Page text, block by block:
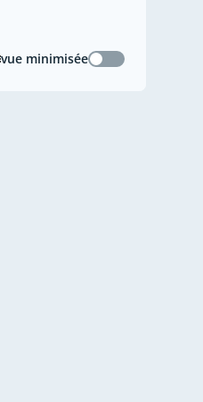
vue minimiséevue minimisée